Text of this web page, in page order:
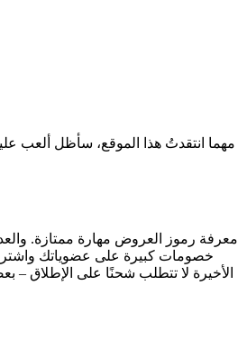
مهما انتقدتُ هذا الموقع، سأظل ألعب
معرفة رموز العروض مهارة ممتازة.
خصومات كبيرة على عضوياتك
الأخيرة لا تتطلب شحنًا على الإطلاق –